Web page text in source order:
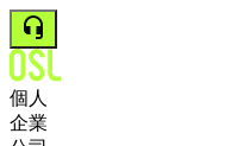
個人
企業